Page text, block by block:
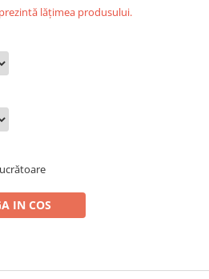
lățimea produsului.
IN COS